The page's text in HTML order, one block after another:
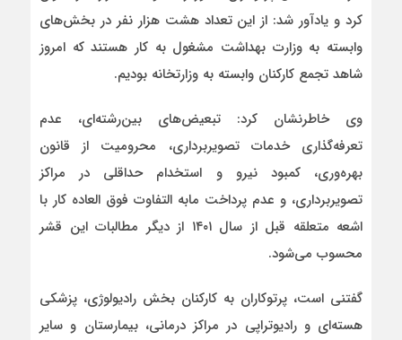
کرد و یادآور شد: از این تعداد هشت هزار نفر در بخش‌های
وابسته به وزارت بهداشت مشغول به کار هستند که امروز
شاهد تجمع کارکنان وابسته به وزارتخانه بودیم.
وی خاطرنشان کرد: تبعیض‌های بین‌رشته‌ای، عدم
تعرفه‌گذاری خدمات تصویربرداری، محرومیت از قانون
بهره‌وری، کمبود نیرو و استخدام حداقلی در مراکز
تصویربرداری، و عدم پرداخت مابه التفاوت فوق العاده کار با
اشعه متعلقه قبل از سال ۱۴۰۱ از دیگر مطالبات این قشر
محسوب می‌شود.
گفتنی است، پرتوکاران به کارکنان بخش رادیولوژی، پزشکی
هسته‌ای و رادیوتراپی در مراکز درمانی، بیمارستان و سایر